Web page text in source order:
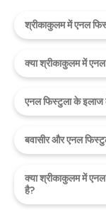
श्रीकाकुलम में एनल
क्या श्रीकाकुलम में
एनल फिस्टुला के इलाज
बवासीर और एनल
क्या श्रीकाकुलम में
है?